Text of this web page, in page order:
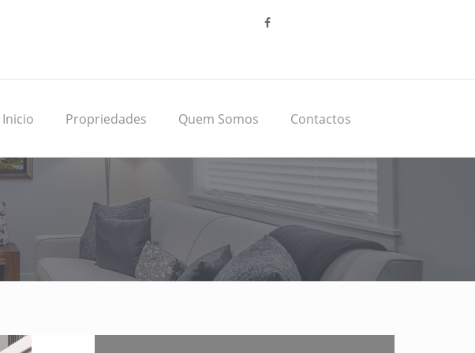
Inicio Propriedades Quem Somos Contactos